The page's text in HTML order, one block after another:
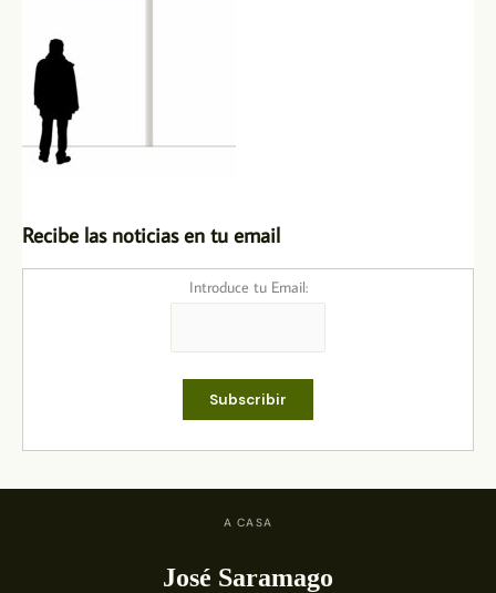
Recibe las noticias en tu email
Introduce tu Email:
A CASA
José Saramago